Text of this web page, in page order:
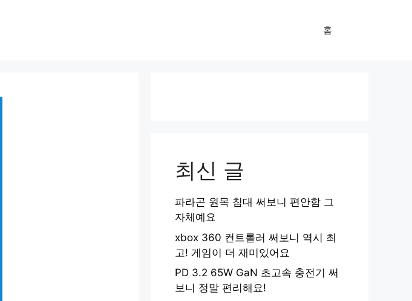
홈
최신 글
파라곤 원목 침대 써보니 편안함 그
자체예요
xbox 360 컨트롤러 써보니 역시 최
고! 게임이 더 재미있어요
PD 3.2 65W GaN 초고속 충전기 써
보니 정말 편리해요!